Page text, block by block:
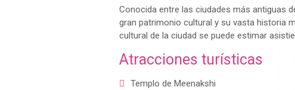
Conocida entre las ciudades más antiguas
gran patrimonio cultural y su vasta historia
cultural de la ciudad se puede estimar
Atracciones turísticas
Templo de Meenakshi